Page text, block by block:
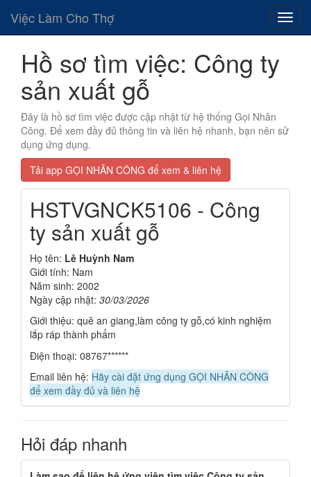
Việc Làm Cho Thợ
Hồ sơ tìm việc: Công ty
sản xuất gỗ
Đây là hồ sơ tìm việc được cập nhật từ hệ thống Gọi Nhân
Công. Để xem đầy đủ thông tin và liên hệ nhanh, bạn nên sử
dụng ứng dụng.
Tải app GỌI NHÂN CÔNG để xem & liên hệ
HSTVGNCK5106 - Công
ty sản xuất gỗ
Họ tên: Lê Huỳnh Nam
Giới tính: Nam
Năm sinh: 2002
Ngày cập nhật: 30/03/2026
Giới thiệu: quê an giang,làm công ty gỗ,có kinh nghiệm
lắp ráp thành phẩm
Điện thoại: 08767******
Email liên hệ: Hãy cài đặt ứng dụng GỌI NHÂN CÔNG
để xem đầy đủ và liên hệ
Hỏi đáp nhanh